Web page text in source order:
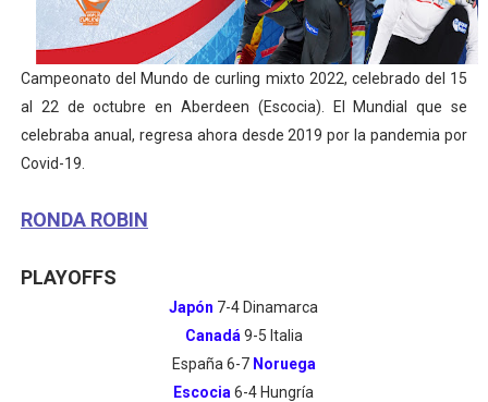
Campeonato del Mundo de curling mixto 2022, celebrado del 15
al 22 de octubre en Aberdeen (Escocia). El Mundial que se
celebraba anual, regresa ahora desde 2019 por la pandemia por
Covid-19.
RONDA ROBIN
PLAYOFFS
Japón 7-4 Dinamarca
Canadá 9-5 Italia
España 6-7 Noruega
Escocia 6-4 Hungría